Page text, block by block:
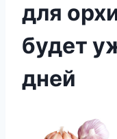
для
будет
дней